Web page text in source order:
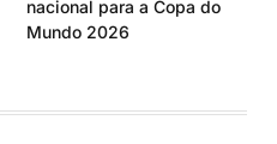
nacional para a Copa do
Mundo 2026